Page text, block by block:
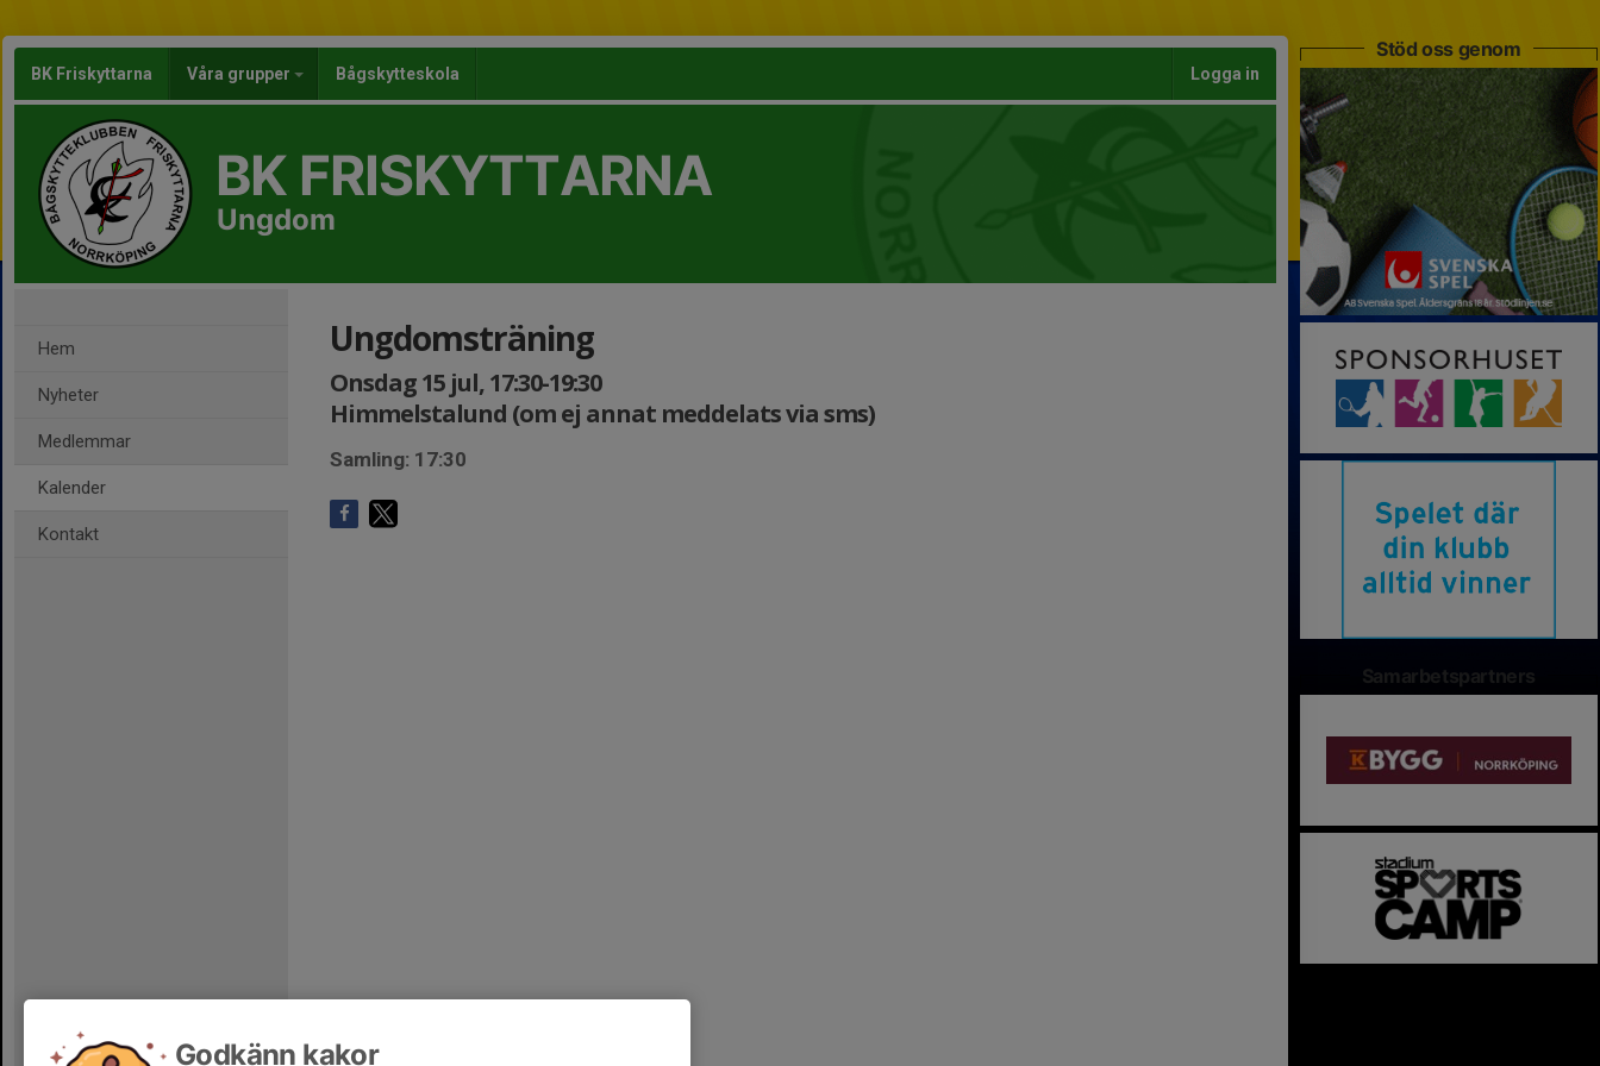
BK Friskyttarna Våra grupper Bågskytteskola Logga in
BK FRISKYTTARNA
Ungdom
Hem
Nyheter
Medlemmar
Kalender
Kontakt
Ungdomsträning
Onsdag 15 jul, 17:30-19:30
Himmelstalund (om ej annat meddelats via sms)
Samling: 17:30
Stöd oss genom
Samarbetspartners
Godkänn kakor